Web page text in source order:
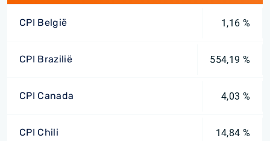
CPI België 1,16 %
CPI Brazilië 554,19 %
CPI Canada 4,03 %
CPI Chili 14,84 %